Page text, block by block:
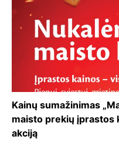
Kainų sumažinimas
maisto prekių įprastos
akciją